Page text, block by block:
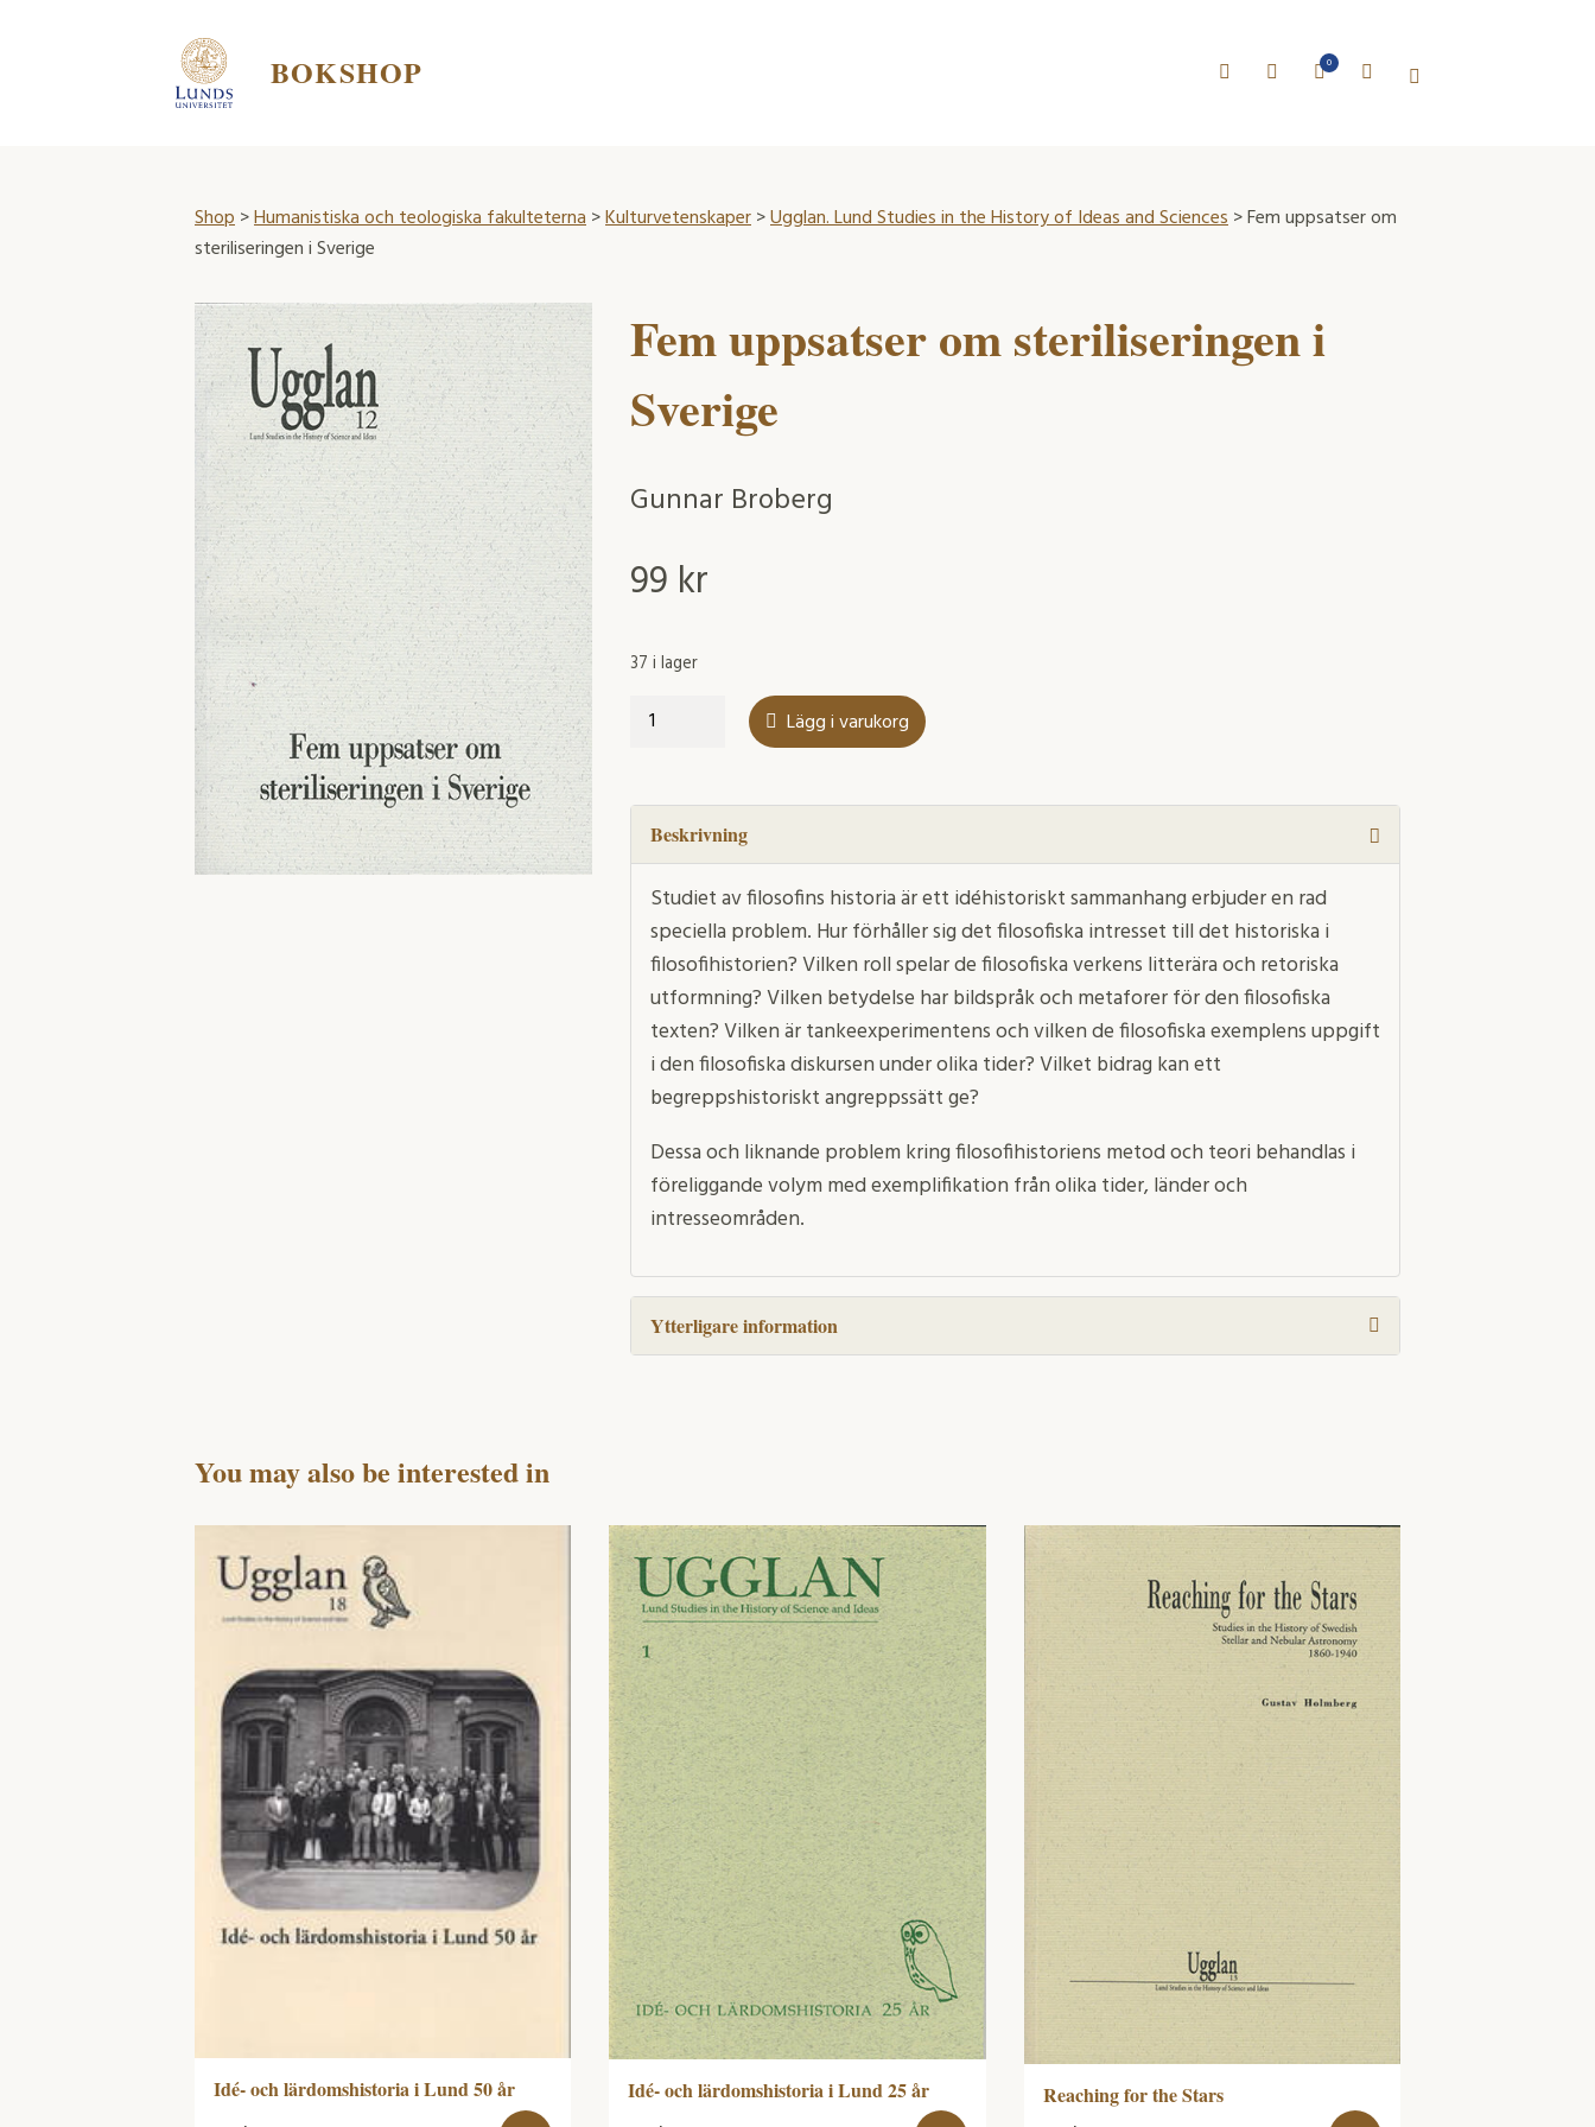
BOKSHOP 0
Shop>Humanistiska och teologiska fakulteterna>Kulturvetenskaper>Ugglan. Lund Studies in the History of Ideas and Sciences> Fem uppsatser om
steriliseringen i Sverige
Fem uppsatser om steriliseringen i
Sverige
Gunnar Broberg
99 kr
37 i lager
Fem
steriliseringen
Sverige
mängd
Lägg i varukorg
Beskrivning
Studiet av filosofins historia är ett idéhistoriskt sammanhang erbjuder en rad
speciella problem. Hur förhåller sig det filosofiska intresset till det historiska i
filosofihistorien? Vilken roll spelar de filosofiska verkens litterära och retoriska
utformning? Vilken betydelse har bildspråk och metaforer för den filosofiska
texten? Vilken är tankeexperimentens och vilken de filosofiska exemplens uppgift
i den filosofiska diskursen under olika tider? Vilket bidrag kan ett
begreppshistoriskt angreppssätt ge?
Dessa och liknande problem kring filosofihistoriens metod och teori behandlas i
föreliggande volym med exemplifikation från olika tider, länder och
intresseområden.
Ytterligare information
You may also be interested in
Idé- och lärdomshistoria i Lund 50 år Idé- och lärdomshistoria i Lund 25 år Reaching for the Stars